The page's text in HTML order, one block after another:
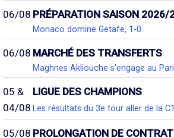
06/08 PRÉPARATION SAISON 2026/
Monaco domine Getafe, 1-0
06/08 MARCHÉ DES TRANSFERTS
Maghnes Akliouche s'engage au
05 &
04/08
LIGUE DES CHAMPIONS
Les résultats du 3e tour aller de la C1
05/08 PROLONGATION DE CONTRAT